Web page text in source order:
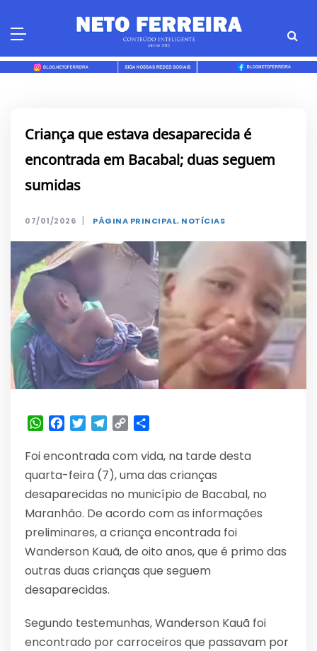
Criança que estava desaparecida é
encontrada em Bacabal; duas seguem
sumidas
07/01/2026 | PÁGINA PRINCIPAL, NOTÍCIAS
WhatsApp
Facebook
TwitterTelegram
Copy
Foi encontrada com vida, na tarde desta
quarta-feira (7), uma das crianças
desaparecidas no município de Bacabal, no
Maranhão. De acordo com as informações
preliminares, a criança encontrada foi
Wanderson Kauã, de oito anos, que é primo das
outras duas crianças que seguem
desaparecidas.
Segundo testemunhas, Wanderson Kauã foi
encontrado por carroceiros que passavam por